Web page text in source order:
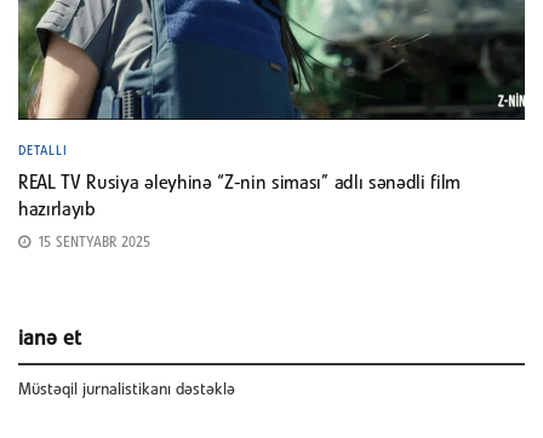
DETALLI
REAL TV Rusiya əleyhinə “Z-nin siması” adlı sənədli film
hazırlayıb
15 SENTYABR 2025
ianə et
Müstəqil jurnalistikanı dəstəklə